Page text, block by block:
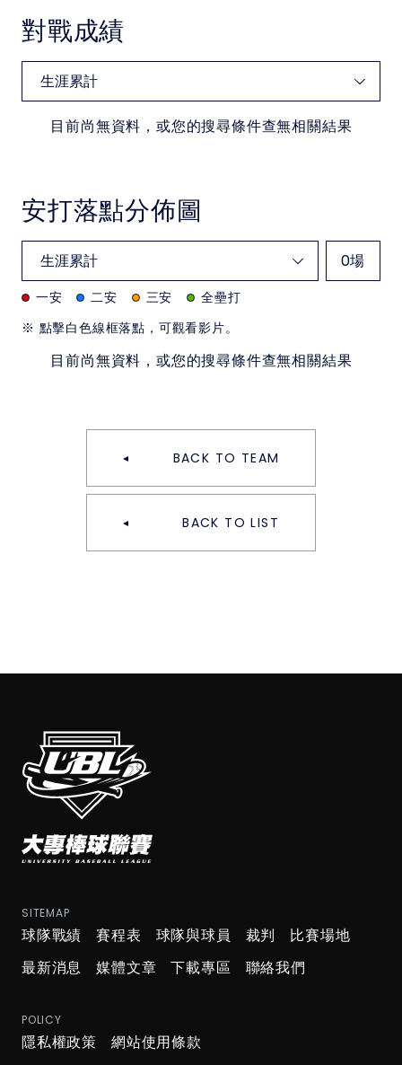
對戰成績
目前尚無資料，或您的搜尋條件查無相關結果
安打落點分佈圖
0場
一安 二安 三安
全壘打
※ 點擊白色線框落點，可觀看影片。
目前尚無資料，或您的搜尋條件查無相關結果
BACK TO TEAM
BACK TO LIST
SITEMAP
球隊戰績 賽程表 球隊與球員 裁判
比賽場地
最新消息
媒體文章 下載專區 聯絡我們
POLICY
隱私權政策 網站使用條款